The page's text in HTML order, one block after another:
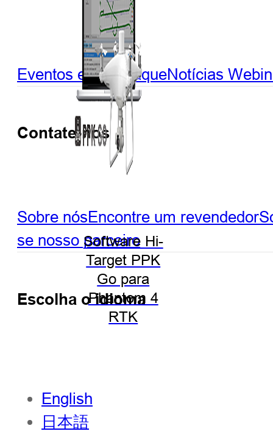
Software Hi-
Target PPK
Go para
Phantom 4
RTK
Eventos em destaqueNotícias
Contate-nos
Sobre nósEncontre um revendedor
se nosso parceiro
Escolha o idioma
English
日本語